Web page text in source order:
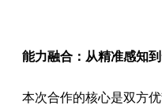
能力融合：从精准感知
本次合作的核心是双方